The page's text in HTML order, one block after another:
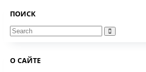
ПОИСК
Search
О САЙТЕ